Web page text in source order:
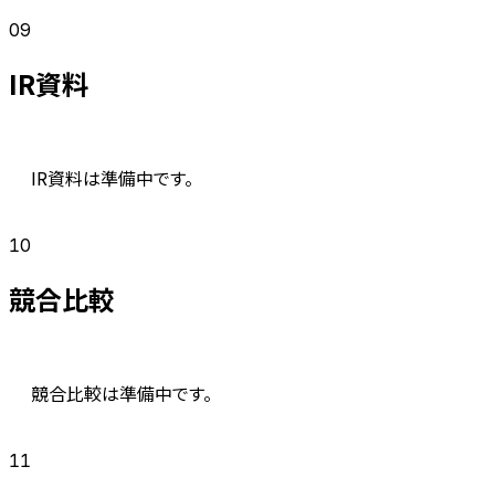
09
IR資料
IR資料は準備中です。
10
競合比較
競合比較は準備中です。
11